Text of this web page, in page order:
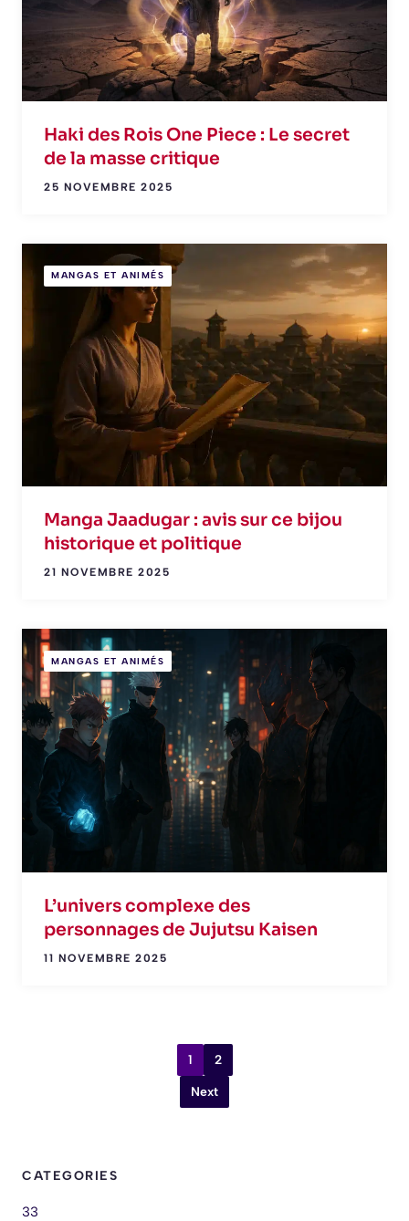
Haki des Rois One Piece : Le secret
de la masse critique
25 NOVEMBRE 2025
MANGAS ET ANIMÉS
Manga Jaadugar : avis sur ce bijou
historique et politique
21 NOVEMBRE 2025
MANGAS ET ANIMÉS
L’univers complexe des
personnages de Jujutsu Kaisen
11 NOVEMBRE 2025
1 2
Next
CATEGORIES
33